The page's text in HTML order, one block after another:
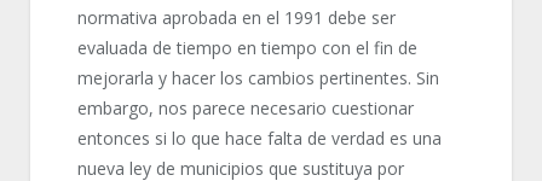
normativa aprobada en el 1991 debe ser
evaluada de tiempo en tiempo con el fin de
mejorarla y hacer los cambios pertinentes. Sin
embargo, nos parece necesario cuestionar
entonces si lo que hace falta de verdad es una
nueva ley de municipios que sustituya por